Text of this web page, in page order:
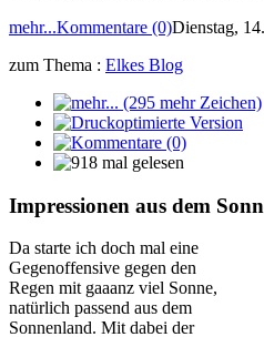
mehr...Kommentare (0)Dienstag,
zum Thema : Elkes Blog
Impressionen aus dem
Da starte ich doch mal eine
Gegenoffensive gegen den
Regen mit gaaanz viel Sonne,
natürlich passend aus dem
Sonnenland. Mit dabei der